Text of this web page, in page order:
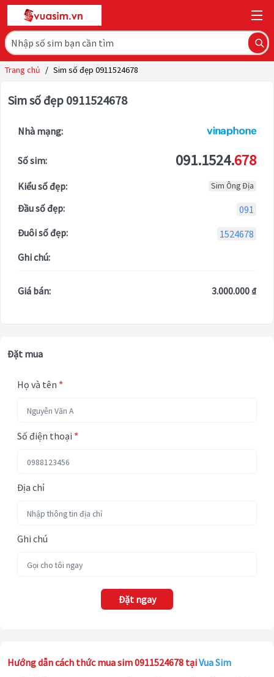
Trang chủ / Sim số đẹp 0911524678
Sim số đẹp 0911524678
Nhà mạng:
Số sim: 091.1524.678
Kiểu số đẹp: Sim Ông Địa
Đầu số đẹp:
091
Đuôi số đẹp:
1524678
Ghi chú:
Giá bán: 3.000.000 ₫
Đặt mua
Họ và tên *
Số điện thoại *
Địa chỉ
Ghi chú
Đặt ngay
Hướng dẫn cách thức mua sim 0911524678 tạiVua Sim